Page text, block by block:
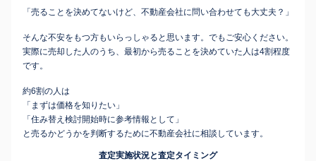
「売ることを決めてないけど、不動産会社に問い合わせても大丈夫？」
そんな不安をもつ方もいらっしゃると思います。でもご安心ください。
実際に売却した人のうち、最初から売ることを決めていた人は4割程度
です。
約6割の人は
「まずは価格を知りたい」
「住み替え検討開始時に参考情報として」
と売るかどうかを判断するために不動産会社に相談しています。
査定実施状況と査定タイミング